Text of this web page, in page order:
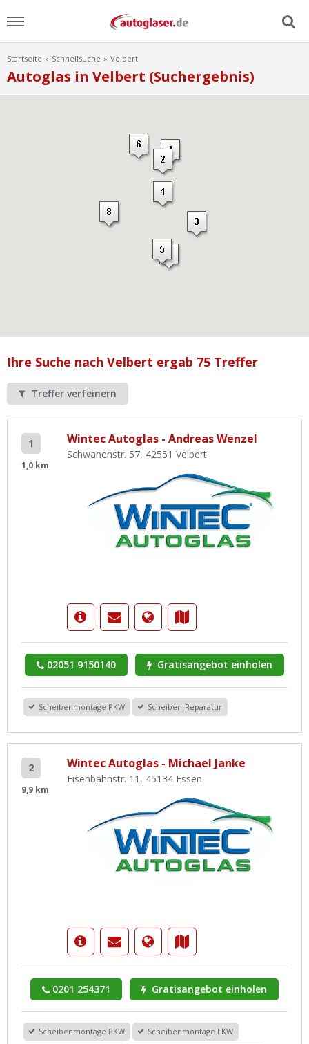
Home
Werkstatt Login
Startseite Schnellsuche Velbert
Autoglas in Velbert (Suchergebnis)
Ihre Suche nach Velbert ergab 75 Treffer
Treffer verfeinern
1
1,0 km
Wintec Autoglas - Andreas Wenzel
Schwanenstr. 57, 42551 Velbert
02051 9150140 Gratisangebot einholen
Scheibenmontage PKW Scheiben-Reparatur
2
9,9 km
Wintec Autoglas - Michael Janke
Eisenbahnstr. 11, 45134 Essen
0201 254371 Gratisangebot einholen
Scheibenmontage PKW Scheibenmontage LKW